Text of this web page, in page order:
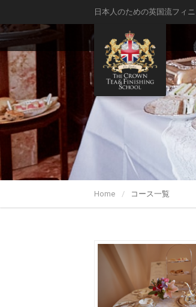
日本人のための英国流フィ
Home コース一覧